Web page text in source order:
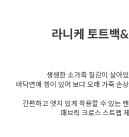
라니케 토트백
생생한 소가죽 질감이 살아
바닥면에 찡이 있어 보다 오래 가죽 손
간편하고 엣지 있게 착용할 수 있는
패브릭 크로스 스트랩